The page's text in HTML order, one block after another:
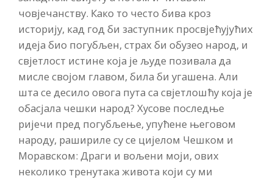
човјечанству. Како то често бива кроз
историју, кад год би заступник просвјећујућих
идеја био погубљен, страх би обузео народ, и
свјетлост истине која је људе позивала да
мисле својом главом, била би угашена. Али
шта се десило овога пута са свјетлошћу која је
обасјала чешки народ? Хусове последње
ријечи пред погубљење, упућене његовом
народу, рашириле су се цијелом Чешком и
Моравском: Драги и вољени моји, ових
неколико тренутака живота који су ми